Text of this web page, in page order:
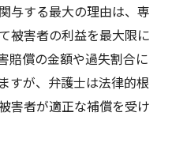
岡町での実践的な弁
後の交渉ポイント
を軽減する方法
与する最大の理由は、専
被害者の利益を最大限に
賠償の金額や過失割合に
すが、弁護士は法律的根
害者が適正な補償を受け